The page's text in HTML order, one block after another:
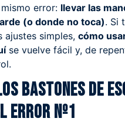
error: llevar las
(o donde no toca). Si
ajustes simples, cómo
se vuelve fácil y, de
bastones de
error nº1